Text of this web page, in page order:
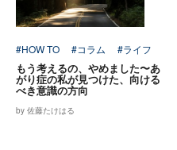
#HOW TO #コラム #ライフ
もう考えるの、やめました〜あ
がり症の私が見つけた、向ける
べき意識の方向
by 佐藤たけはる